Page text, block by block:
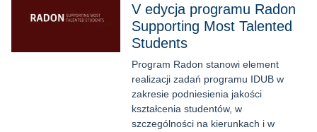
V edycja programu Radon
Supporting Most Talented
Students
Program Radon stanowi element
realizacji zadań programu IDUB w
zakresie podniesienia jakości
kształcenia studentów, w
szczególności na kierunkach i w